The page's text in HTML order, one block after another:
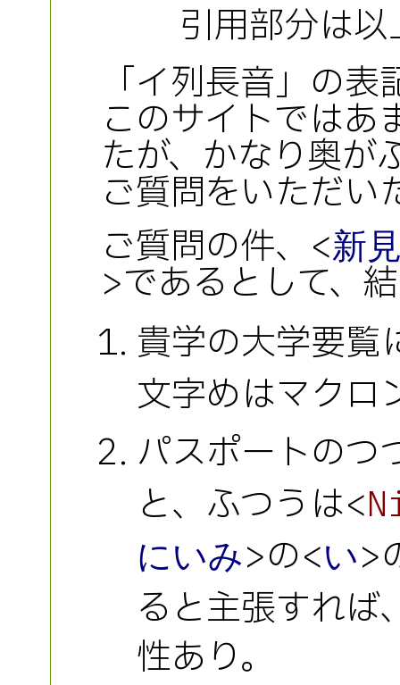
引用部分は
「イ列長音」の
このサイトではあ
たが、かなり奥が
ご質問をいただい
ご質問の件、<新
>であるとして、
貴学の大学要覧
文字めはマクロ
パスポートのつ
と、ふつうは<
にいみ>の<い>
ると主張すれば
性あり。